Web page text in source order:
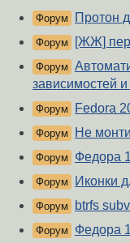
Форум Протон
Форум [ЖЖ]
Форум
зависимостей
Форум Fedora
Форум Не
Форум Федора
Форум Иконки
Форум btrfs
Форум Федора